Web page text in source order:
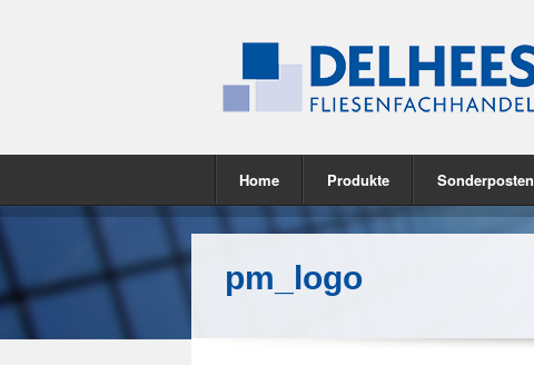
Home Produkte Sonderposten
pm_logo